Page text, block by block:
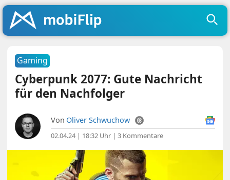
Gaming
Cyberpunk 2077: Gute Nachricht
für den Nachfolger
Von Oliver Schwuchow
02.04.24 | 18:32 Uhr |3 Kommentare